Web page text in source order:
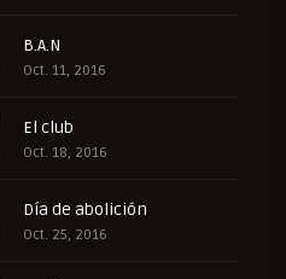
B.A.N
Oct. 11, 2016
El club
Oct. 18, 2016
Día de abolición
Oct. 25, 2016